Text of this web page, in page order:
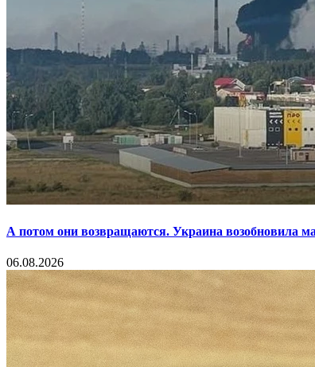
А потом они возвращаются. Украина возобновила
06.08.2026